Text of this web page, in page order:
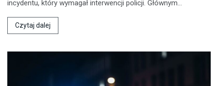
incydentu, który wymagał interwencji policji. Głównym…
Czytaj dalej